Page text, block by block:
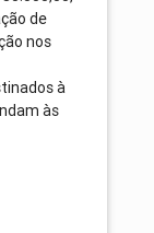
de
nos
à
às